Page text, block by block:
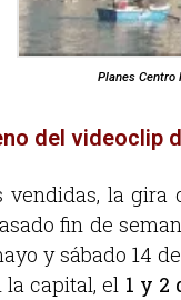
Planes Centro
del videoclip
vendidas, la gira
fin de
y sábado 14
la capital, el 1 y 2